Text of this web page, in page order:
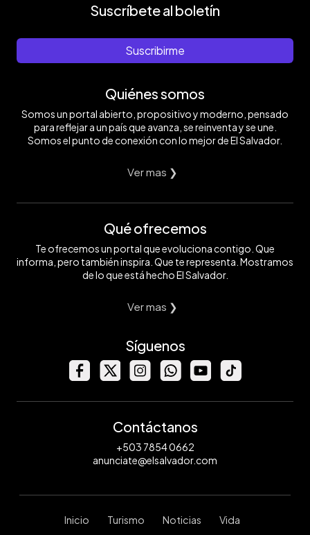
Suscríbete al boletín
Suscribirme
Quiénes somos
Somos un portal abierto, propositivo y moderno, pensado
para reflejar a un país que avanza, se reinventa y se une.
Somos el punto de conexión con lo mejor de El Salvador.
Ver mas ❯
Qué ofrecemos
Te ofrecemos un portal que evoluciona contigo. Que
informa, pero también inspira. Que te representa. Mostramos
de lo que está hecho El Salvador.
Ver mas ❯
Síguenos
Contáctanos
+503 7854 0662
anunciate@elsalvador.com
Inicio Turismo Noticias Vida